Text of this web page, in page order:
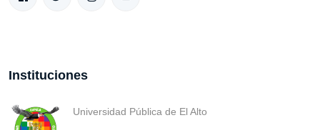
Instituciones
Universidad Pública de El Alto